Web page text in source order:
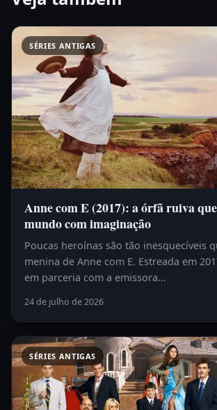
SÉRIES ANTIGAS
Anne com E (2017): a órfã ruiva
mundo com imaginação
Poucas heroínas são tão inesquecíveis
menina de Anne com E. Estreada em
em parceria com a emissora…
24 de julho de 2026
SÉRIES ANTIGAS